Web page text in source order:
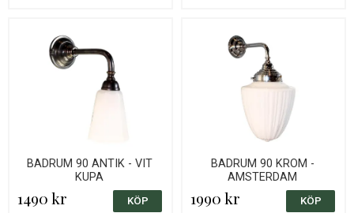
BADRUM 90 ANTIK - VIT
KUPA
1490 kr
BADRUM 90 KROM -
AMSTERDAM
1990 kr